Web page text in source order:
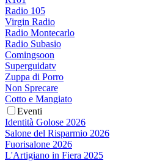
Radio 105
Virgin Radio
Radio Montecarlo
Radio Subasio
Comingsoon
Superguidatv
Zuppa di Porro
Non Sprecare
Cotto e Mangiato
Eventi
Identità Golose 2026
Salone del Risparmio 2026
Fuorisalone 2026
L'Artigiano in Fiera 2025